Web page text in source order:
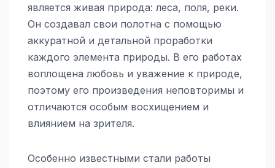
является живая природа: леса, поля, реки.
Он создавал свои полотна с помощью
аккуратной и детальной проработки
каждого элемента природы. В его работах
воплощена любовь и уважение к природе,
поэтому его произведения неповторимы и
отличаются особым восхищением и
влиянием на зрителя.
Особенно известными стали работы